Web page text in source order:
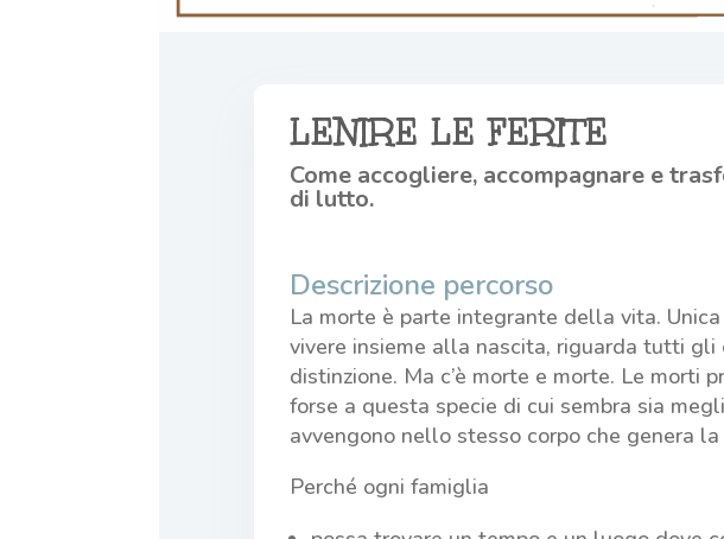
LENIRE LE FERITE
Come accogliere, accompagnare e
di lutto.
Descrizione percorso
La morte è parte integrante della vita.
vivere insieme alla nascita, riguarda tutti gli
distinzione. Ma c’è morte e morte. Le morti
forse a questa specie di cui sembra sia
avvengono nello stesso corpo che genera la
Perché ogni famiglia